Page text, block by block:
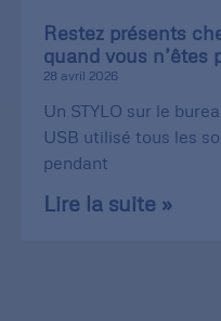
Restez présents
quand vous n’êtes
28 avril 2026
Un STYLO sur le
USB utilisé tous les
pendant
Lire la suite »